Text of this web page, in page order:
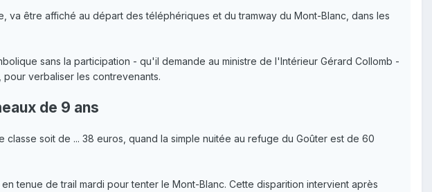
va être affiché au départ des téléphériques et du tramway du Mont-Blanc, dans les
sans la participation - qu'il demande au ministre de l'Intérieur Gérard Collomb -
verbaliser les contrevenants.
de 9 ans
soit de ... 38 euros, quand la simple nuitée au refuge du Goûter est de 60
tenue de trail mardi pour tenter le Mont-Blanc. Cette disparition intervient après